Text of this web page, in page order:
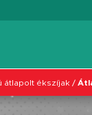
átlapolt ékszíjak /